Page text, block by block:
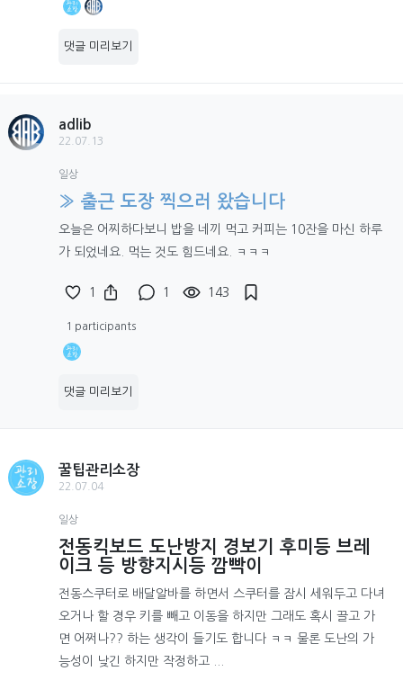
댓글 미리보기
adlib
22.07.13
일상
» 출근 도장 찍으러 왔습니다
오늘은 어찌하다보니 밥을 네끼 먹고 커피는 10잔을 마신 하루
가 되었네요. 먹는 것도 힘드네요. ㅋㅋㅋ
1 1 143
1 participants
댓글 미리보기
꿀팁관리소장
22.07.04
일상
전동킥보드 도난방지 경보기 후미등 브레
이크 등 방향지시등 깜빡이
전동스쿠터로 배달알바를 하면서 스쿠터를 잠시 세워두고 다녀
오거나 할 경우 키를 빼고 이동을 하지만 그래도 혹시 끌고 가
면 어쩌나?? 하는 생각이 들기도 합니다 ㅋㅋ 물론 도난의 가
능성이 낮긴 하지만 작정하고 ...